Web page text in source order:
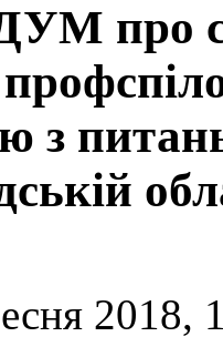
про
з
2018,